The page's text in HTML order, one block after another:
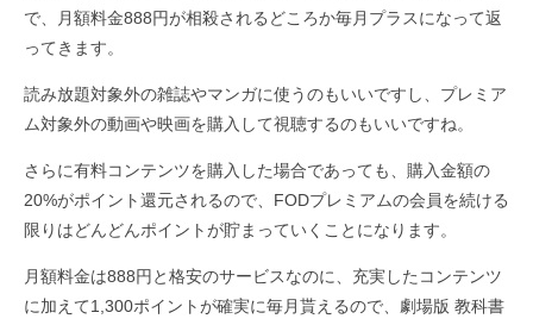
で、月額料金888円が相殺されるどころか毎月プラスになって返
ってきます。
読み放題対象外の雑誌やマンガに使うのもいいですし、プレミア
ム対象外の動画や映画を購入して視聴するのもいいですね。
さらに有料コンテンツを購入した場合であっても、購入金額の
20%がポイント還元されるので、FODプレミアムの会員を続ける
限りはどんどんポイントが貯まっていくことになります。
月額料金は888円と格安のサービスなのに、充実したコンテンツ
に加えて1,300ポイントが確実に毎月貰えるので、劇場版 教科書